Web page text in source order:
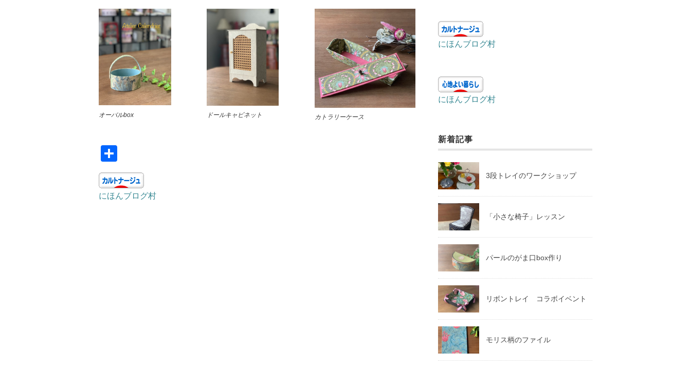
オーバルbox ドールキャビネット カトラリーケース
有
にほんブログ村
a
gr
a
にほんブログ村
にほんブログ村
新着記事
3段トレイのワークショップ
「小さな椅子」レッスン
パールのがま口box作り
リボントレイ コラボイベント
モリス柄のファイル